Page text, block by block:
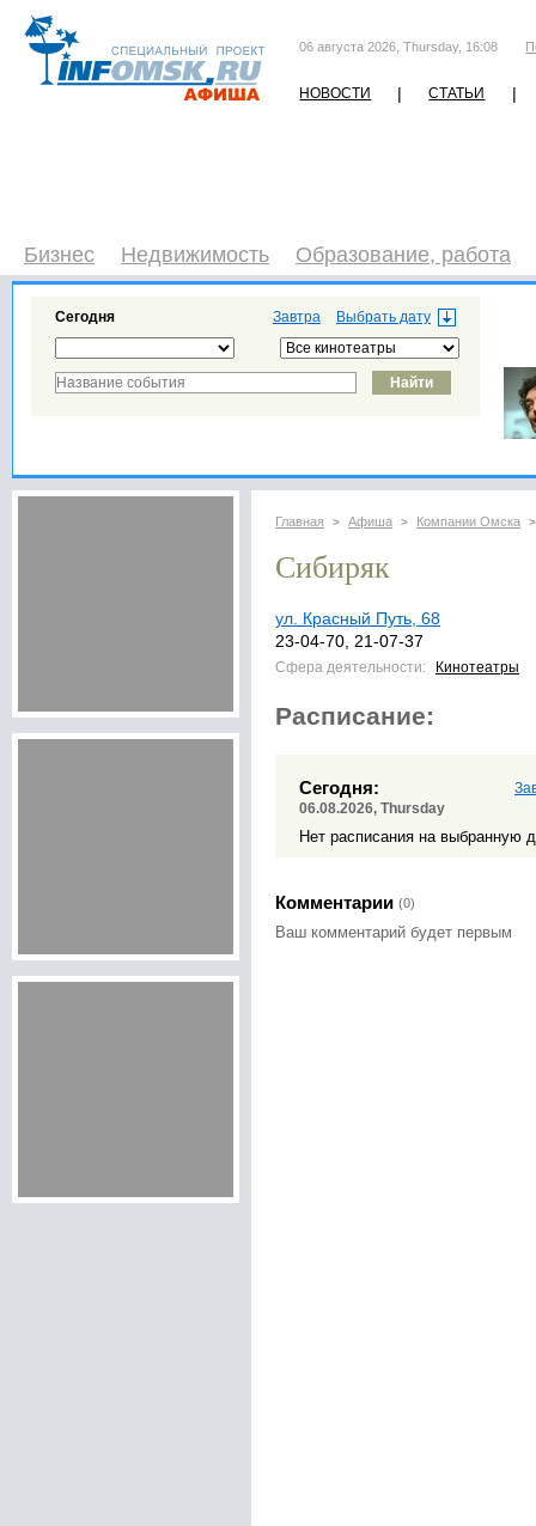
06 августа 2026, Thursday, 16:08
НОВОСТИ | СТАТЬИ |
Бизнес Недвижимость Образование, работа
Завтра
Сегодня
Главная > Афиша > Компании Омска >
Сибиряк
ул. Красный Путь, 68
23-04-70, 21-07-37
Сфера деятельности: Кинотеатры
Расписание:
Сегодня:
06.08.2026, Thursday
Нет расписания на выбранную
Комментарии (0)
Ваш комментарий будет первым